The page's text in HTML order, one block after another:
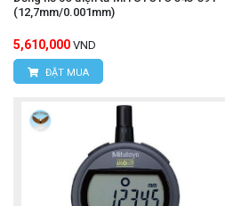
(12,7mm/0.001mm)
5,610,000 VND
ĐẶT MUA